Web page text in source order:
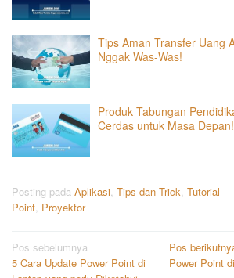
Tips Aman Transfer Uang
Nggak Was-Was!
Produk Tabungan
Cerdas untuk Masa Depan!
Posting pada Aplikasi, Tips dan Trick, Tutorial
Point, Proyektor
Navigasi
pos
Pos sebelumnya
5 Cara Update Power Point di
Pos
Power Point